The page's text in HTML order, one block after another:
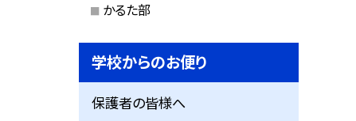
かるた部
学校からのお便り
保護者の皆様へ